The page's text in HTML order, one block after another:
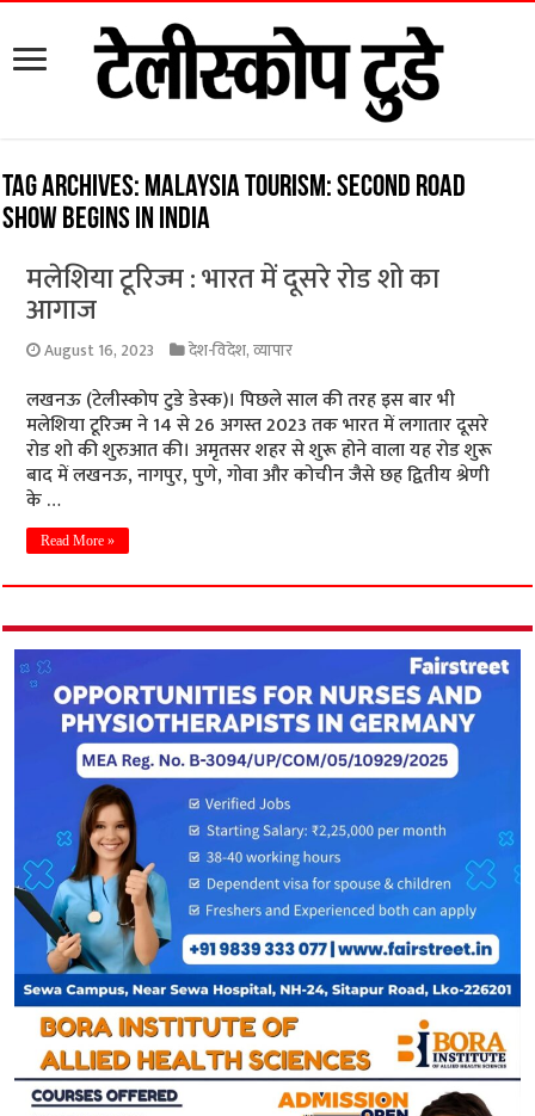
Tag Archives: Malaysia Tourism: Second road
show begins in India
मलेशिया टूरिज्म : भारत में दूसरे रोड शो का
आगाज
August 16, 2023 देश-विदेश,व्यापार
लखनऊ (टेलीस्कोप टुडे डेस्क)। पिछले साल की तरह इस बार भी
मलेशिया टूरिज्म ने 14 से 26 अगस्त 2023 तक भारत में लगातार दूसरे
रोड शो की शुरुआत की। अमृतसर शहर से शुरू होने वाला यह रोड शुरू
बाद में लखनऊ, नागपुर, पुणे, गोवा और कोचीन जैसे छह द्वितीय श्रेणी
के …
Read More »